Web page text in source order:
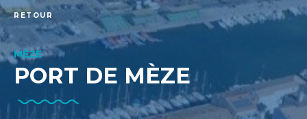
RETOUR
MÈZE
PORT DE MÈZE